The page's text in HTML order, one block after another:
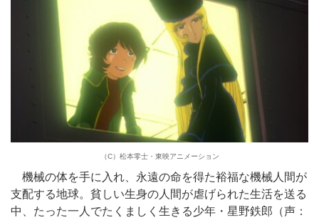
（C）松本零⼠・東映アニメーション
機械の体を手に入れ、永遠の命を得た裕福な機械人間が
支配する地球。貧しい生身の人間が虐げられた生活を送る
中、たった一人でたくましく生きる少年・星野鉄郎（声：